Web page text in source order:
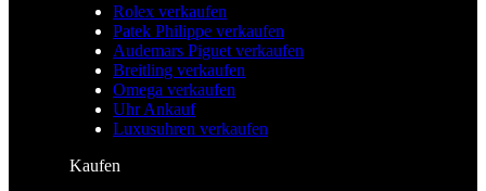
Rolex verkaufen
Patek Philippe verkaufen
Audemars Piguet verkaufen
Breitling verkaufen
Omega verkaufen
Uhr Ankauf
Luxusuhren verkaufen
Kaufen